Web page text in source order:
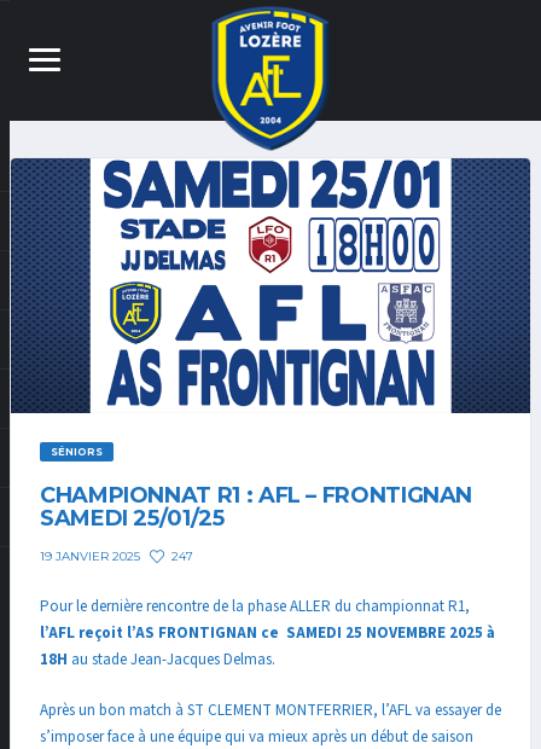
SÉNIORS
CHAMPIONNAT R1 : AFL – FRONTIGNAN
SAMEDI 25/01/25
19 JANVIER 2025 247
Pour le dernière rencontre de la phase ALLER du championnat R1,
l’AFL reçoit l’AS FRONTIGNAN ce SAMEDI 25 NOVEMBRE 2025 à
18H au stade Jean-Jacques Delmas.
Après un bon match à ST CLEMENT MONTFERRIER, l’AFL va essayer de
s’imposer face à une équipe qui va mieux après un début de saison